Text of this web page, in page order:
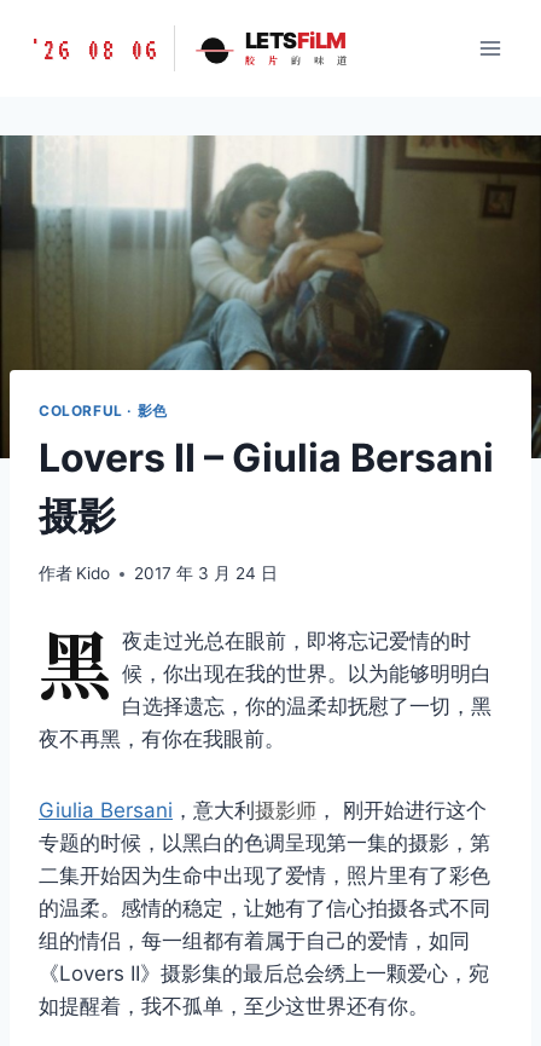
胶
味
LETSFILM
'26 08 06 LETSFiLM
胶 片 的 味 道
COLORFUL · 影色
Lovers II – Giulia Bersani
摄影
作者 Kido 2017 年 3 月 24 日
黑 夜走过光总在眼前，即将忘记爱情的时
候，你出现在我的世界。以为能够明明白
白选择遗忘，你的温柔却抚慰了一切，黑
夜不再黑，有你在我眼前。
Giulia Bersani ，意大利 摄影师 ， 刚开始进行这个
专题的时候，以黑白的色调呈现第一集的摄影，第
二集开始因为生命中出现了爱情，照片里有了彩色
的温柔。感情的稳定，让她有了信心拍摄各式不同
组的情侣，每一组都有着属于自己的爱情，如同
《Lovers II》摄影集的最后总会绣上一颗爱心，宛
如提醒着，我不孤单，至少这世界还有你。